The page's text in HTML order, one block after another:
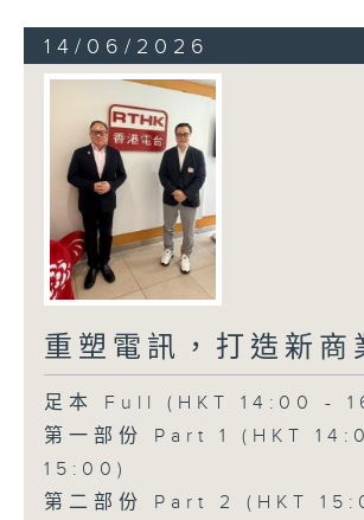
14/06/2026
重塑電訊，打造新商
足本 Full (HKT 14:00 -
第一部份 Part 1 (HKT
15:00)
第二部份 Part 2 (HKT